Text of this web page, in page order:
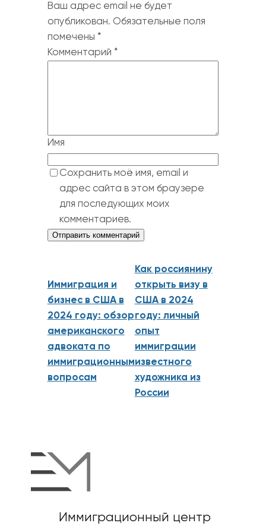
Ваш адрес email не будет
опубликован. Обязательные поля
помечены *
Комментарий *
Имя
Сохранить моё имя, email и
адрес сайта в этом браузере
для последующих моих
комментариев.
Иммиграция и
бизнес в США в
2024 году: обзор
американского
адвоката по
иммиграционным
вопросам
Как россиянину
открыть визу в
США в 2024
году: личный
опыт
иммиграции
известного
художника из
России
Иммиграционный центр